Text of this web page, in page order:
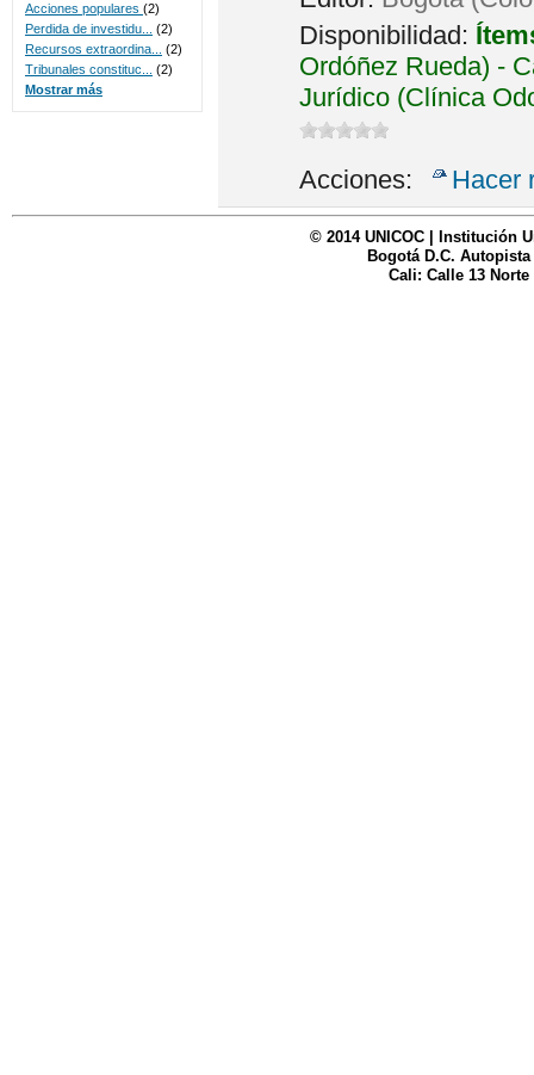
Disponibilidad:
Ordóñez Rueda) -
Jurídico (Clínica
Acciones: Hacer
Acciones populares (2)
Perdida de investidu...
(2)
Recursos extraordina...
(2)
Tribunales constituc...
(2)
Mostrar más
© 2014 UNICOC | Institución
Bogotá D.C. Autopista
Cali: Calle 13 Norte